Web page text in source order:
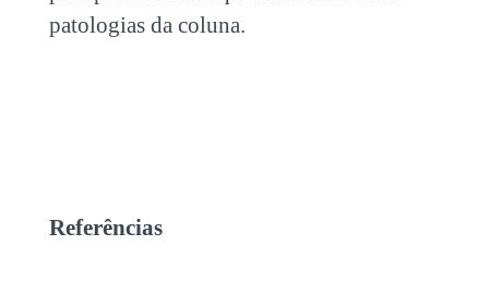
patologias da coluna.
Referências